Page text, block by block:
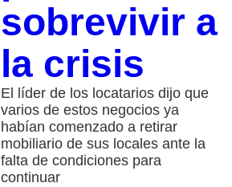
sobrevivir a
la crisis
El líder de los locatarios dijo que
varios de estos negocios ya
habían comenzado a retirar
mobiliario de sus locales ante la
falta de condiciones para
continuar